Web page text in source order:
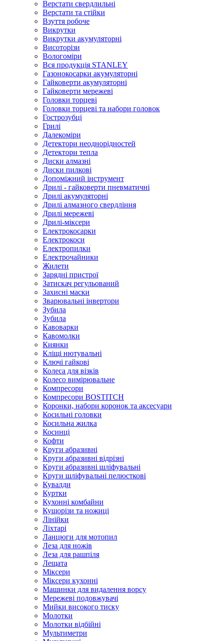
Верстати свердлильні
Верстати та стійки
Взуття робоче
Викрутки
Викрутки акумуляторні
Висоторізи
Вологоміри
Вся продукція STANLEY
Газонокосарки акумуляторні
Гайковерти акумуляторні
Гайковерти мережеві
Головки торцеві
Головки торцеві та набори головок
Гострозубці
Грилі
Далекоміри
Детектори неоднорідностей
Детектори тепла
Диски алмазні
Диски пилкові
Допоміжний інструмент
Дрилі - гайковерти пневматичні
Дрилі акумуляторні
Дрилі алмазного свердління
Дрилі мережеві
Дрилі-міксери
Електрокосарки
Електрокоси
Електропилки
Електрочайники
Жилети
Зарядні пристрої
Затискач регульований
Захисні маски
Зварювальні інвертори
Зубила
Зубила
Кавоварки
Кавомолки
Киянки
Кліщі нютувальні
Ключі гайкові
Колеса для візків
Колесо вимірювальне
Компресори
Компресори BOSTITCH
Коронки, набори коронок та аксесуари
Косильні головки
Косильна жилка
Косинці
Кофти
Круги абразивні
Круги абразивні відрізні
Круги абразивні шліфувальні
Круги шліфувальні пелюсткові
Кувалди
Куртки
Кухонні комбайни
Кущорізи та ножиці
Лінійки
Ліхтарі
Ланцюги для мотопил
Леза для ножів
Леза для рашпіля
Лещата
Міксери
Міксери кухонні
Машинки для видалення ворсу
Мережеві подовжувачі
Мийки високого тиску
Молотки
Молотки відбійні
Мультиметри